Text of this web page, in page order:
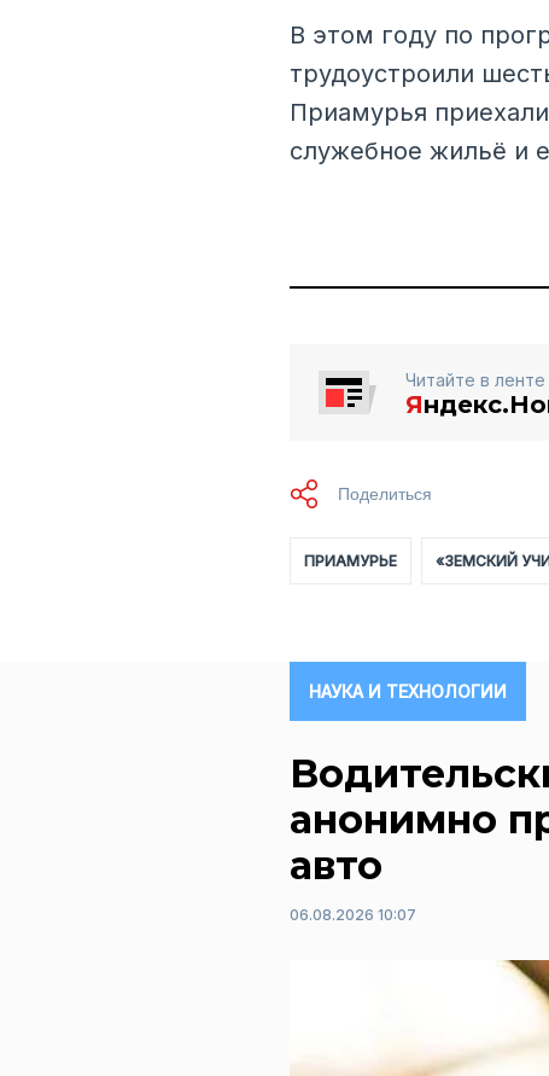
В этом году по
трудоустроили
Приамурья
служебное жильё и
Читайте в ленте
Я
ПРИАМУРЬЕ «ЗЕМСКИЙ
НАУКА И ТЕХНОЛОГИИ
анонимно
авто
06.08.2026 10:07